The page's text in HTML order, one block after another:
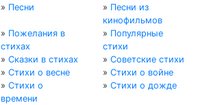
» Песни » Песни из
кинофильмов
» Пожелания в
стихах
» Популярные
стихи
» Сказки в стихах » Советские стихи
» Стихи о весне » Стихи о войне
» Стихи о
времени
» Стихи о дожде